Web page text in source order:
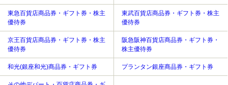
東急百貨店商品券・ギフト券・株主
優待券
東武百貨店商品券・ギフト券・株主
優待券
京王百貨店商品券・ギフト券・株主
優待券
阪急阪神百貨店商品券・ギフト券・
株主優待券
和光(銀座和光)商品券・ギフト券 プランタン銀座商品券・ギフト券